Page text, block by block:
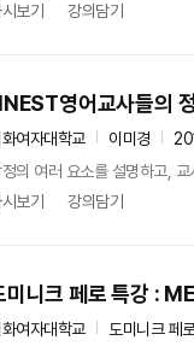
보기
강의담기
영어교사들의
여자대학교 이미경
의 여러 요소를 설명하고,
보기
강의담기
미니크 페로 특강 :
여자대학교
도미니크 페